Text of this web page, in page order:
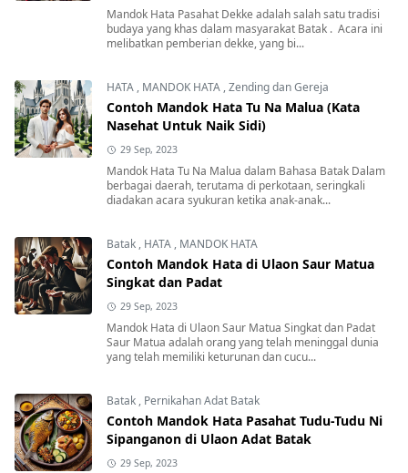
Mandok Hata Pasahat Dekke adalah salah satu tradisi
budaya yang khas dalam masyarakat Batak . Acara ini
melibatkan pemberian dekke, yang bi...
HATA , MANDOK HATA ,Zending dan Gereja
Contoh Mandok Hata Tu Na Malua (Kata
Nasehat Untuk Naik Sidi)
29 Sep, 2023
Mandok Hata Tu Na Malua dalam Bahasa Batak Dalam
berbagai daerah, terutama di perkotaan, seringkali
diadakan acara syukuran ketika anak-anak...
Batak , HATA , MANDOK HATA
Contoh Mandok Hata di Ulaon Saur Matua
Singkat dan Padat
29 Sep, 2023
Mandok Hata di Ulaon Saur Matua Singkat dan Padat
Saur Matua adalah orang yang telah meninggal dunia
yang telah memiliki keturunan dan cucu...
Batak , Pernikahan Adat Batak
Contoh Mandok Hata Pasahat Tudu-Tudu Ni
Sipanganon di Ulaon Adat Batak
29 Sep, 2023